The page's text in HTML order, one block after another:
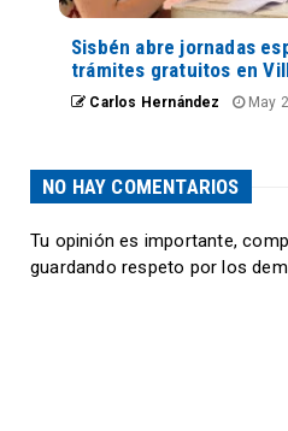
Sisbén abre jornadas
trámites gratuitos en
Carlos Hernández May
NO HAY COMENTARIOS
Tu opinión es importante,
guardando respeto por los